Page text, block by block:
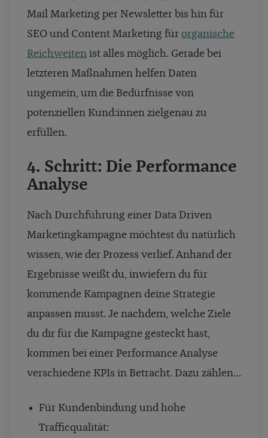
Mail Marketing per Newsletter bis hin für
SEO und Content Marketing für organische
Reichweiten ist alles möglich. Gerade bei
letzteren Maßnahmen helfen Daten
ungemein, um die Bedürfnisse von
potenziellen Kund:innen zielgenau zu
erfüllen.
4. Schritt: Die Performance
Analyse
Nach Durchführung einer Data Driven
Marketingkampagne möchtest du natürlich
wissen, wie der Prozess verlief. Anhand der
Ergebnisse weißt du, inwiefern du für
kommende Kampagnen deine Strategie
anpassen musst. Je nachdem, welche Ziele
du dir für die Kampagne gesteckt hast,
kommen bei einer Performance Analyse
verschiedene KPIs in Betracht. Dazu zählen…
Für Kundenbindung und hohe
Trafficqualität: